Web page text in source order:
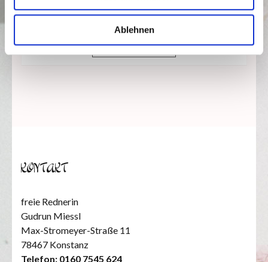
Ablehnen
Foto: Tim Glowik
WEITERLESEN
KONTAKT
freie Rednerin
Gudrun Miessl
Max-Stromeyer-Straße 11
78467 Konstanz
Telefon: 0160 7545 624